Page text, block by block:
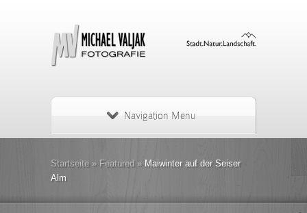
Navigation Menu
Startseite » Featured » Maiwinter auf der Seiser
Alm